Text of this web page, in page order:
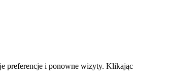
preferencje i ponowne wizyty. Klikając